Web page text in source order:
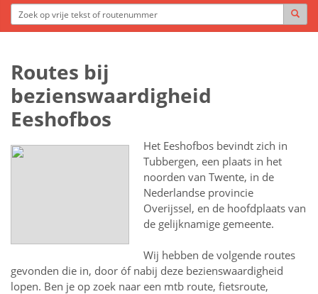
Routes bij
bezienswaardigheid
Eeshofbos
Het Eeshofbos bevindt zich in
Tubbergen, een plaats in het
noorden van Twente, in de
Nederlandse provincie
Overijssel, en de hoofdplaats van
de gelijknamige gemeente.
Wij hebben de volgende routes
gevonden die in, door óf nabij deze bezienswaardigheid
lopen. Ben je op zoek naar een mtb route, fietsroute,